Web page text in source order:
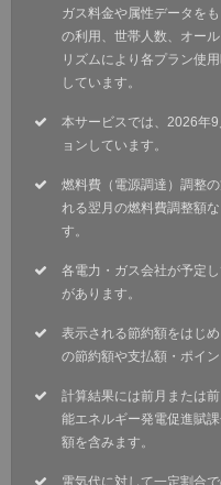
ガス料金や属性データを
の利用、世帯人数、オー
リズムにより各プラン使
しています。
本サービスでは、2026年
ョンしています。
燃料費（電源調達）調整
れる翌月の燃料費調整額
す。
各電力・ガス会社が予定
があります。
表示される節約額をはじ
の節約額や支払額・ポイ
計算結果には前月または
能エネルギー発電促進賦
額を含みます。
電気代に対して一定割合